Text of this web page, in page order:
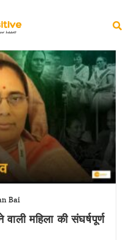
Bai
महिला की संघर्षपूर्ण